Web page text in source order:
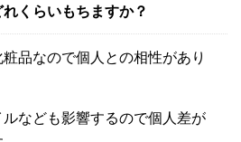
くらいもちますか？
品なので個人との相性があり
なども影響するので個人差が